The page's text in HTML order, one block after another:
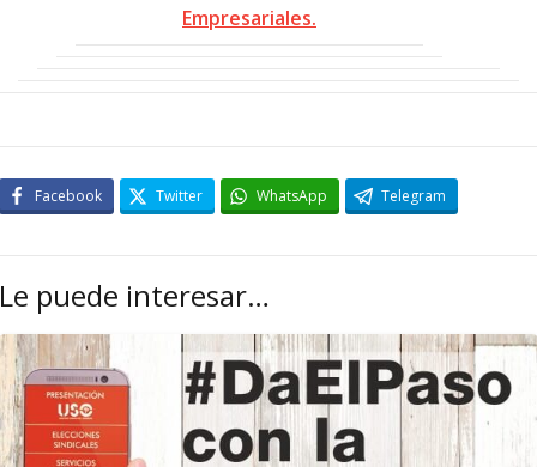
Empresariales.
Facebook Twitter WhatsApp Telegram
Le puede interesar…